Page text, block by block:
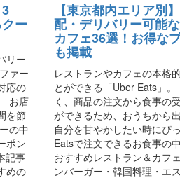
ー
リー
ァー
応の
お店
を節
の中
ポン
記事
めの
【東京都内エリア別
配・デリバリー可能
カフェ36選！お得な
も掲載
レストランやカフェの本格
とができる「Uber Eats」
く、商品の注文から食事の
ができるため、おうちから
自分を甘やかしたい時にぴ
Eatsで注文できるお食事の
おすすめレストラン＆カフ
ンバーガー・韓国料理・エ